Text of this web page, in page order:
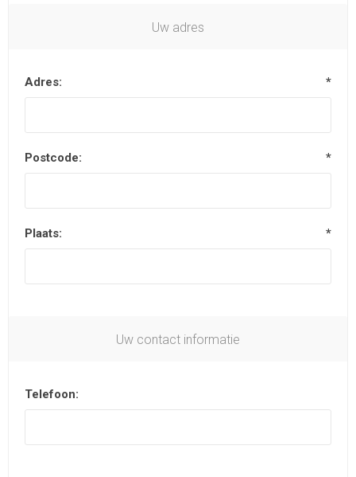
Uw adres
Adres: *
Postcode: *
Plaats: *
Uw contact informatie
Telefoon: